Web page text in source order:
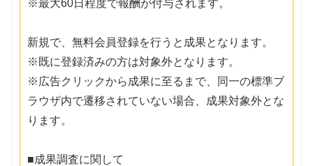
※最大60日程度で報酬が付与されます。
新規で、無料会員登録を行うと成果となります。
※既に登録済みの方は対象外となります。
※広告クリックから成果に至るまで、同一の標準ブ
ラウザ内で遷移されていない場合、成果対象外とな
ります。
■成果調査に関して